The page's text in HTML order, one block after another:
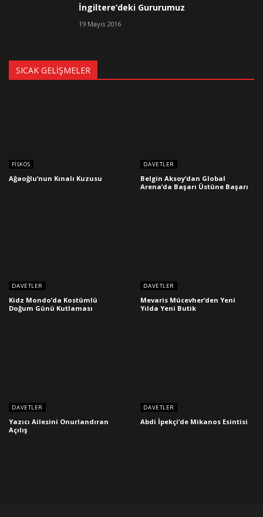
İngiltere’deki Gururumuz
19 Mayıs 2016
SICAK GELIŞMELER
FISKOS
Ağaoğlu’nun Kınalı Kuzusu
DAVETLER
Belgin Aksoy’dan Global
Arena’da Başarı Üstüne Başarı
DAVETLER
Kidz Mondo’da Kostümlü
Doğum Günü Kutlaması
DAVETLER
Mevaris Mücevher’den Yeni
Yılda Yeni Butik
DAVETLER
Yazıcı Ailesini Onurlandıran
Açılış
DAVETLER
Abdi İpekçi’de Mikanos Esintisi